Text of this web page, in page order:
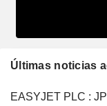
Últimas noticias
EASYJET PLC :